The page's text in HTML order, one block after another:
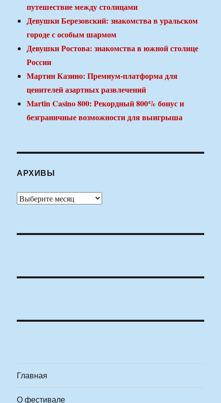
путешествие между столицами
Девушки Березовский: знакомства в уральском
городе с особым шармом
Девушки Ростова: знакомства в южной столице
России
Мартин Казино: Премиум-платформа для
ценителей азартных развлечений
Martin Casino 800: Рекордный 800% бонус и
безграничные возможности для выигрыша
АРХИВЫ
Архивы
Главная
О фестивале